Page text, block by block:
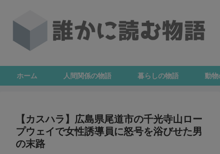
ホーム 人間関係の物語 暮らしの物語 動
【カスハラ】広島県尾道市の千光寺山ロー
プウェイで女性誘導員に怒号を浴びせた男
の末路